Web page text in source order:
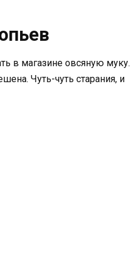
в магазине овсяную муку.
Чуть-чуть старания, и